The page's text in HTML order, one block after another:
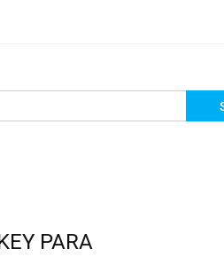
Cross i enduro
PARA